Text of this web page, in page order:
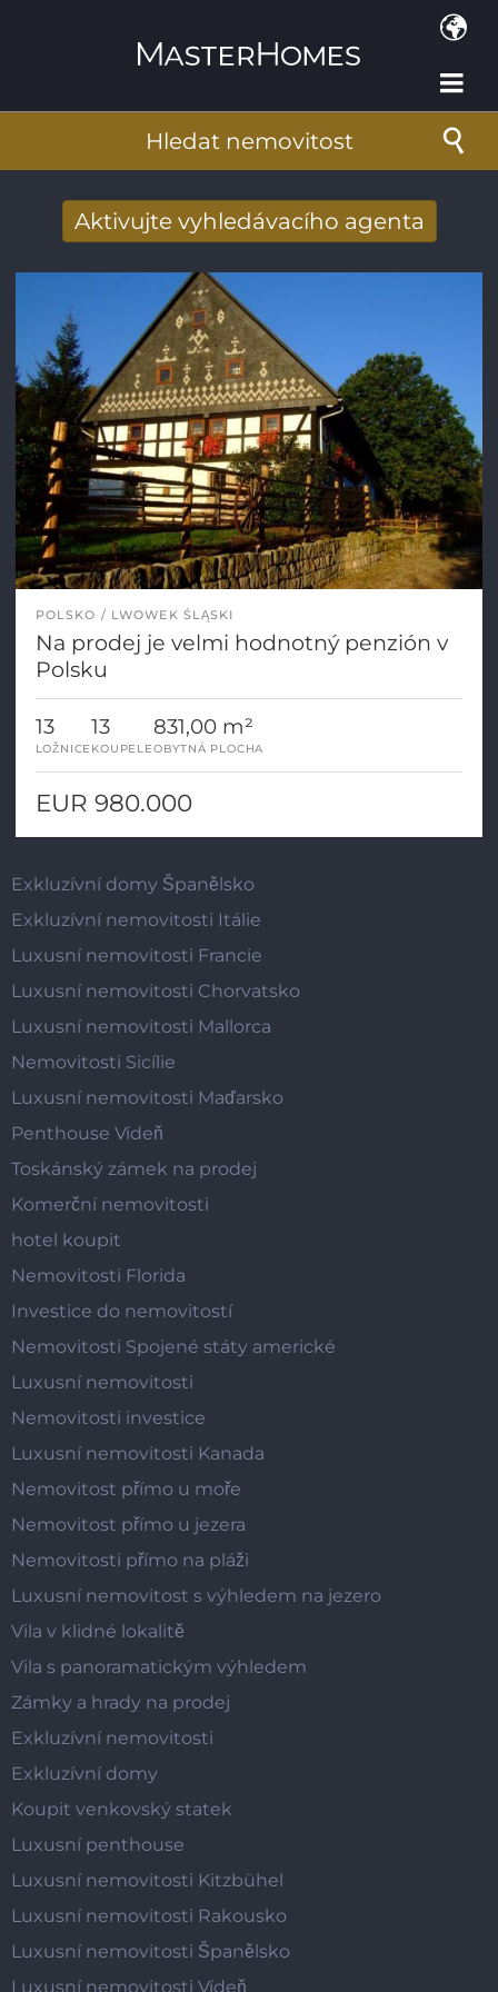
Hledat nemovitost
Aktivujte vyhledávacího agenta
vyhledávání
E-mailová adresa
POLSKO LWOWEK ŚLĄSKI
Na prodej je velmi hodnotný penzión v
Polsku
13
LOŽNICE
13
KOUPELE
831,00 m²
OBYTNÁ PLOCHA
EUR 980.000
Exkluzívní domy Španělsko
Exkluzívní nemovitosti Itálie
Luxusní nemovitosti Francie
Luxusní nemovitosti Chorvatsko
Luxusní nemovitosti Mallorca
Nemovitosti Sicílie
Luxusní nemovitosti Maďarsko
Penthouse Vídeň
Toskánský zámek na prodej
Komerční nemovitosti
hotel koupit
Nemovitosti Florida
Investice do nemovitostí
Nemovitosti Spojené státy americké
Luxusní nemovitosti
Nemovitosti investice
Luxusní nemovitosti Kanada
Nemovitost přímo u moře
Nemovitost přímo u jezera
Nemovitosti přímo na pláži
Luxusní nemovitost s výhledem na jezero
Vila v klidné lokalitě
Vila s panoramatickým výhledem
Zámky a hrady na prodej
Exkluzívní nemovitosti
Exkluzívní domy
Koupit venkovský statek
Luxusní penthouse
Luxusní nemovitosti Kitzbühel
Luxusní nemovitosti Rakousko
Luxusní nemovitosti Španělsko
Luxusní nemovitosti Vídeň